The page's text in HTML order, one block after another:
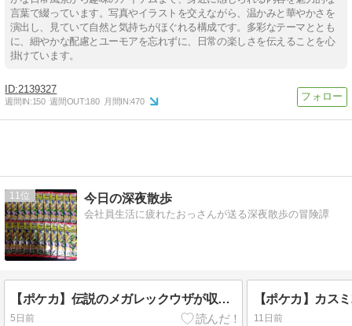
言葉で綴っています。写真やイラストを交えながら、温かみと華やかさを
演出し、見ていて自然と気持ちがほぐれる構成です。多彩なテーマととも
に、細やかな配慮とユーモアを忘れずに、日常の楽しさを伝えることを心
掛けています。
2139327
週間IN:150 週間OUT:180 月間IN:470
11 今日の深夜散歩
会社員生活に疲れたおっさんが送る深夜散歩の冒険譚
【ポケカ】伝説のメガレックウザが収録されている「ストームエメラルダ」を開封！！
5日前
【ポケカ】カス
11日前